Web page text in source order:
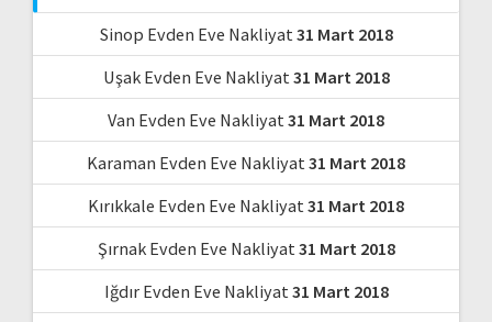
Sinop Evden Eve Nakliyat31 Mart 2018
Uşak Evden Eve Nakliyat31 Mart 2018
Van Evden Eve Nakliyat31 Mart 2018
Karaman Evden Eve Nakliyat31 Mart 2018
Kırıkkale Evden Eve Nakliyat31 Mart 2018
Şırnak Evden Eve Nakliyat31 Mart 2018
Iğdır Evden Eve Nakliyat31 Mart 2018